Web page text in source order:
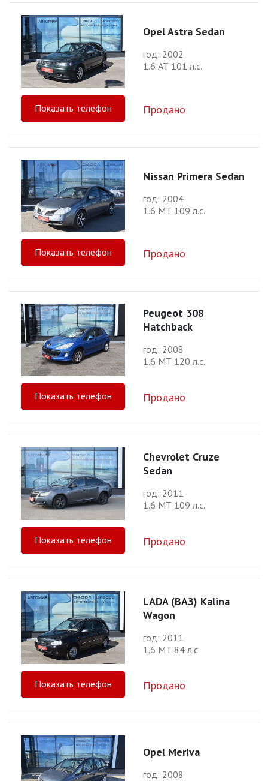
Opel Astra Sedan
год: 2002
1.6 АТ 101 л.с.
Показать телефон Продано
Nissan Primera Sedan
год: 2004
1.6 МТ 109 л.с.
Показать телефон Продано
Peugeot 308
Hatchback
год: 2008
1.6 МТ 120 л.с.
Показать телефон Продано
Chevrolet Cruze
Sedan
год: 2011
1.6 МТ 109 л.с.
Показать телефон Продано
LADA (ВАЗ) Kalina
Wagon
год: 2011
1.6 МТ 84 л.с.
Показать телефон Продано
Opel Meriva
год: 2008